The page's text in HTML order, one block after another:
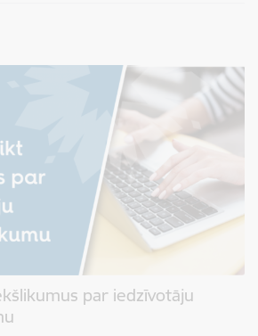
par iedzīvotāju